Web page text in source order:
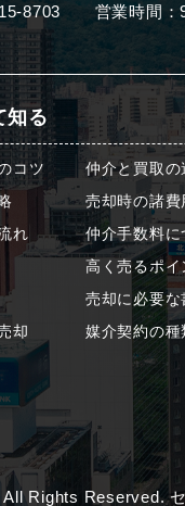
8703 営業時間
知る
コツ
れ
却
仲介と買取の
売却時の諸費
仲介手数料に
高く売るポイ
売却に必要な
媒介契約の種
Rights Reserved.